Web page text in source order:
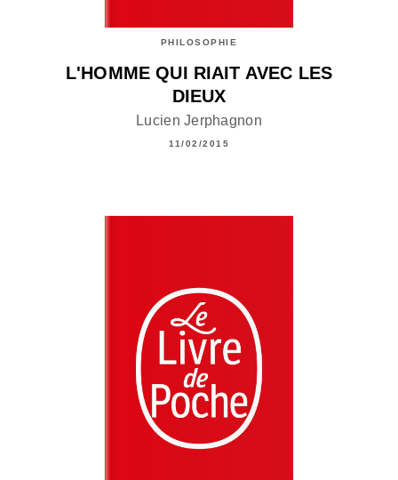
PHILOSOPHIE
L'HOMME QUI RIAIT AVEC LES
DIEUX
Lucien Jerphagnon
11/02/2015